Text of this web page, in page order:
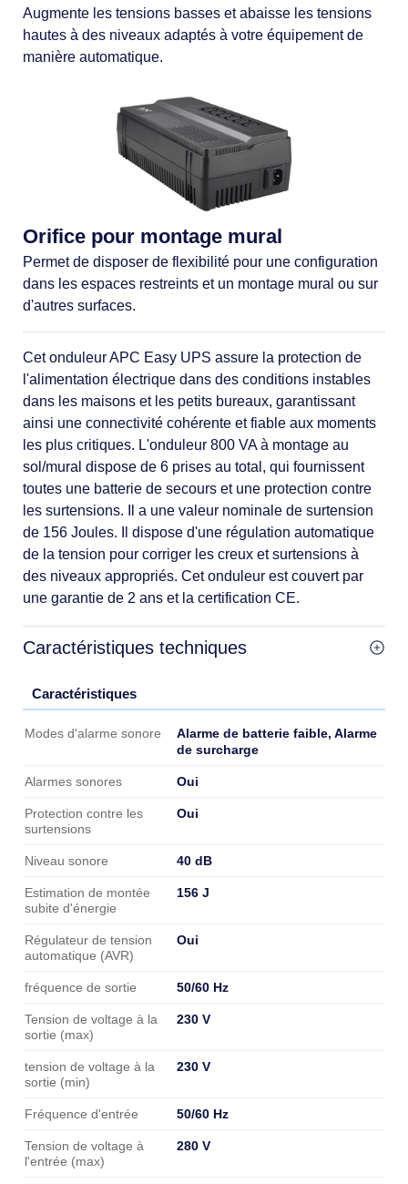
Augmente les tensions basses et abaisse les tensions
hautes à des niveaux adaptés à votre équipement de
manière automatique.
Orifice pour montage mural
Permet de disposer de flexibilité pour une configuration
dans les espaces restreints et un montage mural ou sur
d'autres surfaces.
Cet onduleur APC Easy UPS assure la protection de
l'alimentation électrique dans des conditions instables
dans les maisons et les petits bureaux, garantissant
ainsi une connectivité cohérente et fiable aux moments
les plus critiques. L'onduleur 800 VA à montage au
sol/mural dispose de 6 prises au total, qui fournissent
toutes une batterie de secours et une protection contre
les surtensions. Il a une valeur nominale de surtension
de 156 Joules. Il dispose d'une régulation automatique
de la tension pour corriger les creux et surtensions à
des niveaux appropriés. Cet onduleur est couvert par
une garantie de 2 ans et la certification CE.
Caractéristiques techniques
Caractéristiques
Caractéristiques
Modes d'alarme sonore
Alarme de batterie faible, Alarme
de surcharge
Alarmes sonores Oui
Protection contre les
surtensions
Oui
Niveau sonore 40 dB
Estimation de montée
subite d'énergie
156 J
Régulateur de tension
automatique (AVR)
Oui
fréquence de sortie 50/60 Hz
Tension de voltage à la
sortie (max)
230 V
tension de voltage à la
sortie (min)
230 V
Fréquence d'entrée 50/60 Hz
Tension de voltage à
l'entrée (max)
280 V